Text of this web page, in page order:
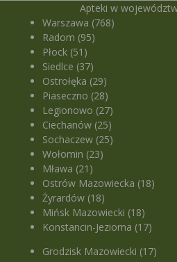
Apteki w
Warszawa (768)
Radom (95)
Płock (51)
Siedlce (37)
Ostrołęka (29)
Piaseczno (28)
Legionowo (27)
Ciechanów (25)
Sochaczew (25)
Wołomin (23)
Mława (21)
Ostrów Mazowiecka (18)
Żyrardów (18)
Mińsk Mazowiecki (18)
Konstancin-Jeziorna (17)
Grodzisk Mazowiecki (17)